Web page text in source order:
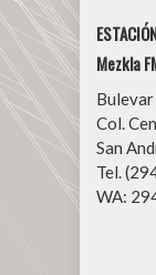
Mezkla
Bulevar
Col.
San
Tel.
WA: